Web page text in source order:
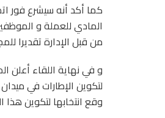
كما أكد أنه سيشرع فور
من قبل الإدارة تقديرا
و في نهاية اللقاء أعلن
لتكوين الإطارات في
وقع انتخابها لتكوين هذا